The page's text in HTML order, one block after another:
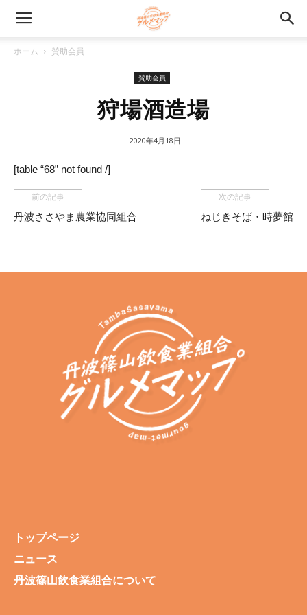
ホーム 賛助会員
賛助会員
狩場酒造場
2020年4月18日
[table “68” not found /]
前の記事
丹波ささやま農業協同組合
次の記事
ねじきそば・時夢館
トップページ
ニュース
丹波篠山飲食業組合について